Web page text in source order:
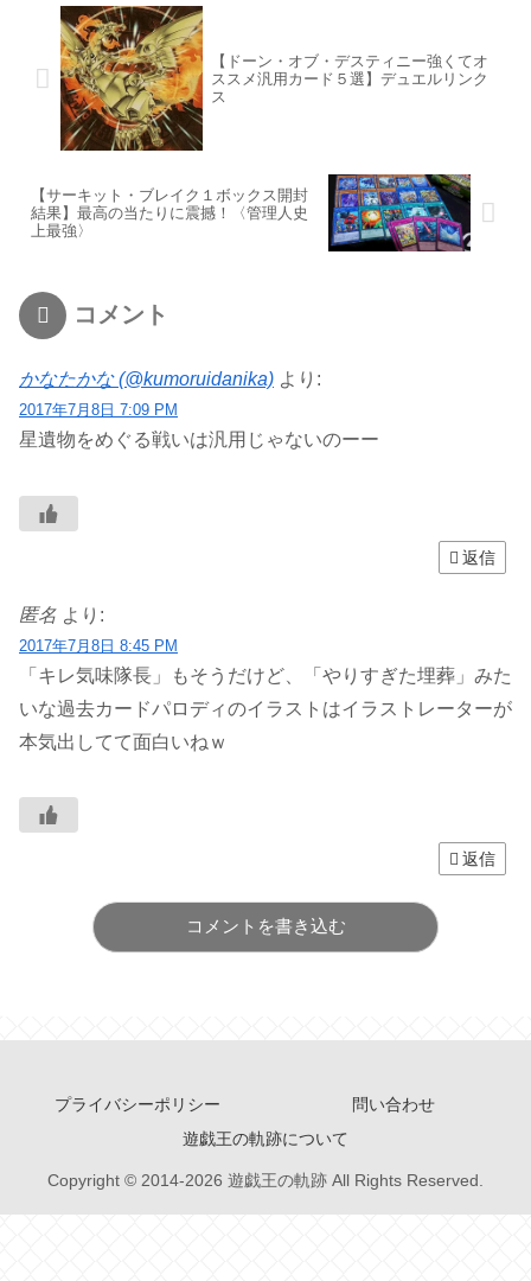
【ドーン・オブ・デスティニー強くてオ
ススメ汎用カード５選】デュエルリンク
ス
【サーキット・ブレイク１ボックス開封
結果】最高の当たりに震撼！〈管理人史
上最強〉
コメント
かなたかな (@kumoruidanika) より:
2017年7月8日 7:09 PM
星遺物をめぐる戦いは汎用じゃないのーー
返信
匿名 より:
2017年7月8日 8:45 PM
「キレ気味隊長」もそうだけど、「やりすぎた埋葬」みた
いな過去カードパロディのイラストはイラストレーターが
本気出してて面白いねｗ
返信
コメントを書き込む
プライバシーポリシー
問い合わせ
遊戯王の軌跡について
Copyright © 2014-2026 遊戯王の軌跡 All Rights Reserved.